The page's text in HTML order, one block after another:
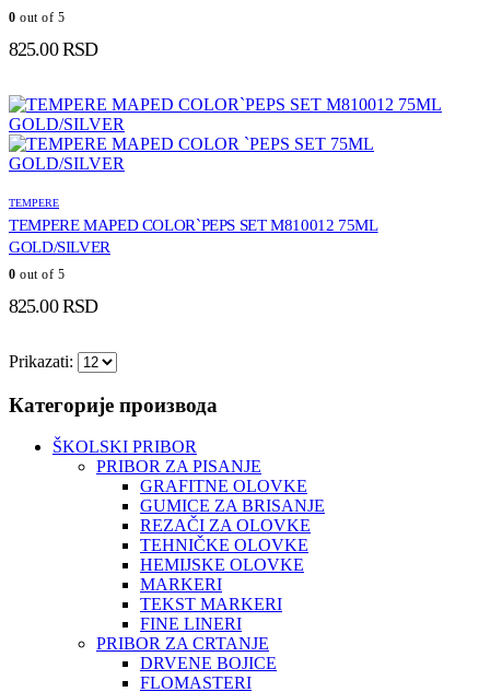
0 out of 5
825.00RSD
TEMPERE
TEMPERE MAPED COLOR`PEPS SET M810012 75ML
GOLD/SILVER
0 out of 5
825.00RSD
Prikazati:
Категорије производа
ŠKOLSKI PRIBOR
PRIBOR ZA PISANJE
GRAFITNE OLOVKE
GUMICE ZA BRISANJE
REZAČI ZA OLOVKE
TEHNIČKE OLOVKE
HEMIJSKE OLOVKE
MARKERI
TEKST MARKERI
FINE LINERI
PRIBOR ZA CRTANJE
DRVENE BOJICE
FLOMASTERI